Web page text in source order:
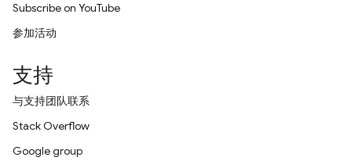
Subscribe on YouTube
参加活动
支持
与支持团队联系
Stack Overflow
Google group